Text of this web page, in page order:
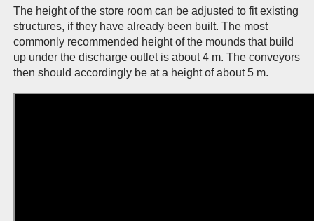
The height of the store room can be adjusted to fit existing
structures, if they have already been built. The most
commonly recommended height of the mounds that build
up under the discharge outlet is about 4 m. The conveyors
then should accordingly be at a height of about 5 m.